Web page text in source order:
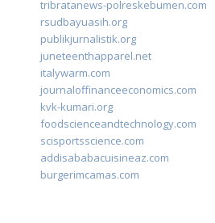
tribratanews-polreskebumen.com
rsudbayuasih.org
publikjurnalistik.org
juneteenthapparel.net
italywarm.com
journaloffinanceeconomics.com
kvk-kumari.org
foodscienceandtechnology.com
scisportsscience.com
addisababacuisineaz.com
burgerimcamas.com